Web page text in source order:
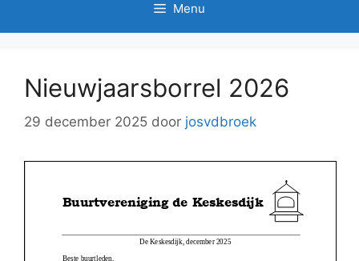
Menu
Nieuwjaarsborrel 2026
29 december 2025 door josvdbroek